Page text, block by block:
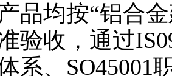
品均按“铝合
验收，通过
系、SO45001